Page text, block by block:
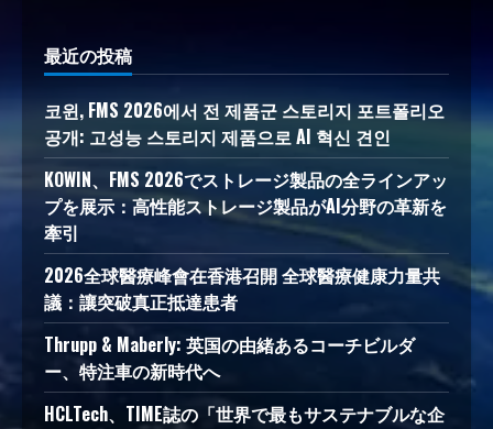
最近の投稿
코윈, FMS 2026에서 전 제품군 스토리지 포트폴리오
공개: 고성능 스토리지 제품으로 AI 혁신 견인
KOWIN、FMS 2026でストレージ製品の全ラインアッ
プを展示：高性能ストレージ製品がAI分野の革新を
牽引
2026全球醫療峰會在香港召開 全球醫療健康力量共
議：讓突破真正抵達患者
Thrupp & Maberly: 英国の由緒あるコーチビルダ
ー、特注車の新時代へ
HCLTech、TIME誌の「世界で最もサステナブルな企